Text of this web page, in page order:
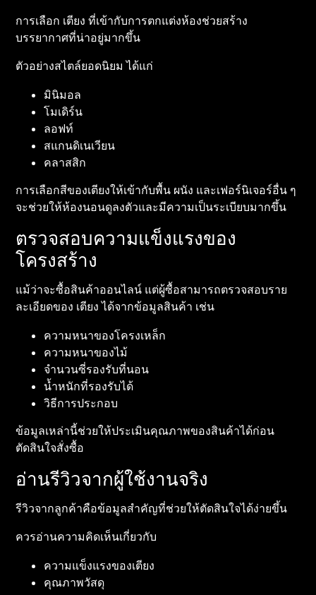
การเลือก เตียง ที่เข้ากับการตกแต่งห้องช่วยสร้าง
บรรยากาศที่น่าอยู่มากขึ้น
ตัวอย่างสไตล์ยอดนิยม ได้แก่
มินิมอล
โมเดิร์น
ลอฟท์
สแกนดิเนเวียน
คลาสสิก
การเลือกสีของเตียงให้เข้ากับพื้น ผนัง และเฟอร์นิเจอร์อื่น ๆ
จะช่วยให้ห้องนอนดูลงตัวและมีความเป็นระเบียบมากขึ้น
ตรวจสอบความแข็งแรงของ
โครงสร้าง
แม้ว่าจะซื้อสินค้าออนไลน์ แต่ผู้ซื้อสามารถตรวจสอบราย
ละเอียดของ เตียง ได้จากข้อมูลสินค้า เช่น
ความหนาของโครงเหล็ก
ความหนาของไม้
จำนวนซี่รองรับที่นอน
น้ำหนักที่รองรับได้
วิธีการประกอบ
ข้อมูลเหล่านี้ช่วยให้ประเมินคุณภาพของสินค้าได้ก่อน
ตัดสินใจสั่งซื้อ
อ่านรีวิวจากผู้ใช้งานจริง
รีวิวจากลูกค้าคือข้อมูลสำคัญที่ช่วยให้ตัดสินใจได้ง่ายขึ้น
ควรอ่านความคิดเห็นเกี่ยวกับ
ความแข็งแรงของเตียง
คุณภาพวัสดุ